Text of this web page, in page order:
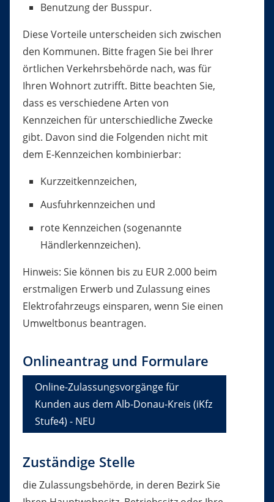
Benutzung der Busspur.
Diese Vorteile unterscheiden sich zwischen
den Kommunen. Bitte fragen Sie bei Ihrer
örtlichen Verkehrsbehörde nach, was für
Ihren Wohnort zutrifft. Bitte beachten Sie,
dass es verschiedene Arten von
Kennzeichen für unterschiedliche Zwecke
gibt. Davon sind die Folgenden nicht mit
dem E-Kennzeichen kombinierbar:
Kurzzeitkennzeichen,
Ausfuhrkennzeichen und
rote Kennzeichen (sogenannte
Händlerkennzeichen).
Hinweis: Sie können bis zu EUR 2.000 beim
erstmaligen Erwerb und Zulassung eines
Elektrofahrzeugs einsparen, wenn Sie einen
Umweltbonus beantragen.
Onlineantrag und Formulare
Online-Zulassungsvorgänge für
Kunden aus dem Alb-Donau-Kreis (iKfz
Stufe4) - NEU
Zuständige Stelle
die Zulassungsbehörde, in deren Bezirk Sie